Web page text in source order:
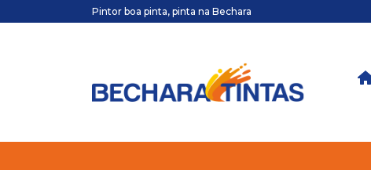
Pintor boa pinta, pinta na Bechara